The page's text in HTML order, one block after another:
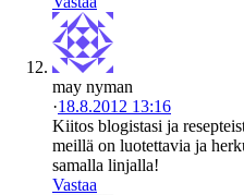
may nyman
·18.8.2012 13:16
Kiitos blogistasi ja
meillä on luotettavia ja
samalla linjalla!
Vastaa